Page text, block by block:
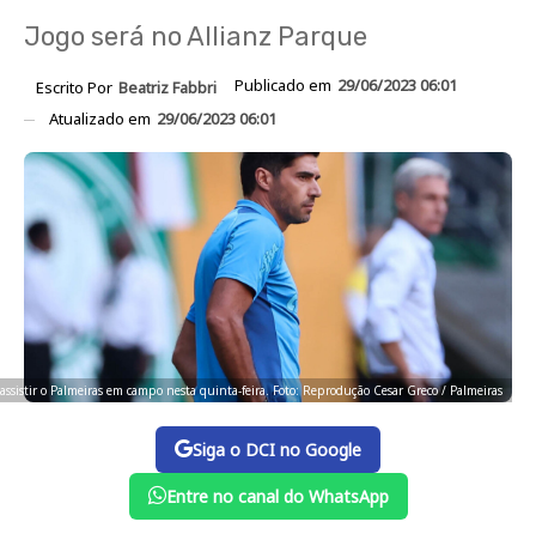
Jogo será no Allianz Parque
Escrito Por Beatriz Fabbri Publicado em 29/06/2023 06:01
Atualizado em 29/06/2023 06:01
o Palmeiras em campo nesta quinta-feira. Foto: Reprodução Cesar Greco / Palmeiras
Siga o DCI no Google
Entre no canal do WhatsApp